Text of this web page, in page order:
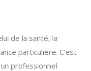
de la santé, la
particulière. C'est
professionnel